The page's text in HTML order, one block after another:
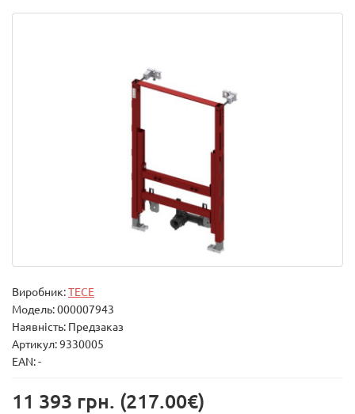
Виробник:TECE
Модель:000007943
Наявність: Предзаказ
Артикул: 9330005
EAN: -
11 393 грн. (217.00€)